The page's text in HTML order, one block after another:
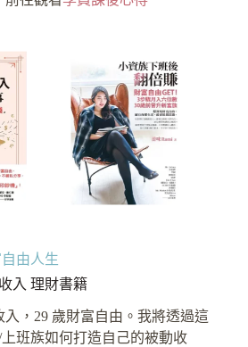
由人生
入 理財書籍
入，29 歲財富自由。我將透過這
班族如何打造自己的被動收